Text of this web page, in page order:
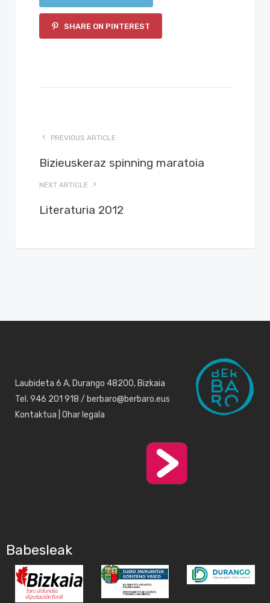
SHARE ON PINTEREST
PREVIOUS ARTICLE
Bizieuskeraz spinning maratoia
NEXT ARTICLE
Literaturia 2012
Laubideta 6 A, Durango 48200, Bizkaia
Tel. 946 201 918 / berbaro@berbaro.eus
Kontaktua Ohar legala
Babesleak